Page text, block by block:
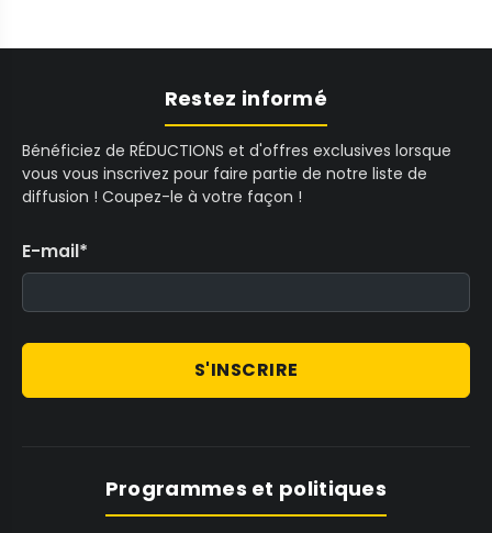
Restez informé
Bénéficiez de RÉDUCTIONS et d'offres exclusives lorsque
vous vous inscrivez pour faire partie de notre liste de
diffusion ! Coupez-le à votre façon !
E-mail*
S'INSCRIRE
Programmes et politiques